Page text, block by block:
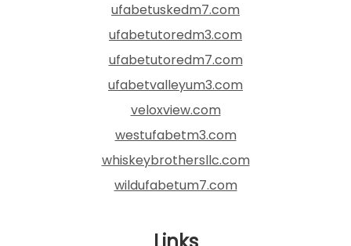
ufabetuskedm7.com
ufabetutoredm3.com
ufabetutoredm7.com
ufabetvalleyum3.com
veloxview.com
westufabetm3.com
whiskeybrothersllc.com
wildufabetum7.com